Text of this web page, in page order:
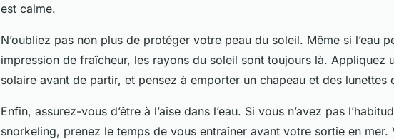
est calme.
N’oubliez pas non plus de protéger votre peau du soleil. Même si l’eau
impression de fraîcheur, les rayons du soleil sont toujours là. Appliquez
solaire avant de partir, et pensez à emporter un chapeau et des lunettes
Enfin, assurez-vous d’être à l’aise dans l’eau. Si vous n’avez pas
snorkeling, prenez le temps de vous entraîner avant votre sortie en mer.